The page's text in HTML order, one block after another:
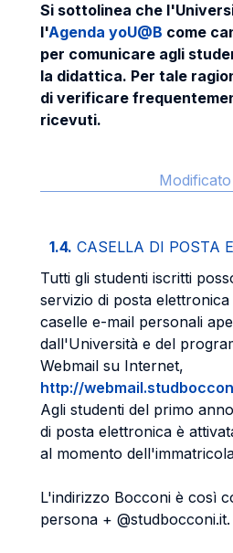
Si sottolinea che
l'Agenda yoU@B come
per comunicare agli
la didattica. Per tale
di verificare
ricevuti.
1.4. CASELLA DI POSTA
Tutti gli studenti iscritti
servizio di posta
caselle e-mail personali
dall'Università e del
Webmail su Internet,
http://
Agli studenti del primo
di posta elettronica è
al momento
L'indirizzo Bocconi è così
persona + @studbocconi.it.